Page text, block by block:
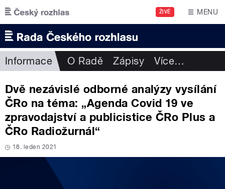
Přejít k hlavnímu obsahu
ŽIVĚ MENU
Informace O Radě Zápisy Více…
Dvě nezávislé odborné analýzy vysílání
ČRo na téma: „Agenda Covid 19 ve
zpravodajství a publicistice ČRo Plus a
ČRo Radiožurnál“
18. leden 2021